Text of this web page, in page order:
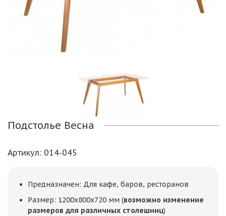
Подстолье Весна
Артикул: 014-045
Предназначен: Для кафе, баров, ресторанов
Размер: 1200х800х720 мм (возможно изменение
размеров для различных столешниц)